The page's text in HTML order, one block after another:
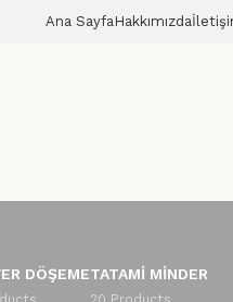
Ana SayfaHakkımızda
DÖŞEMETATAMI MINDER